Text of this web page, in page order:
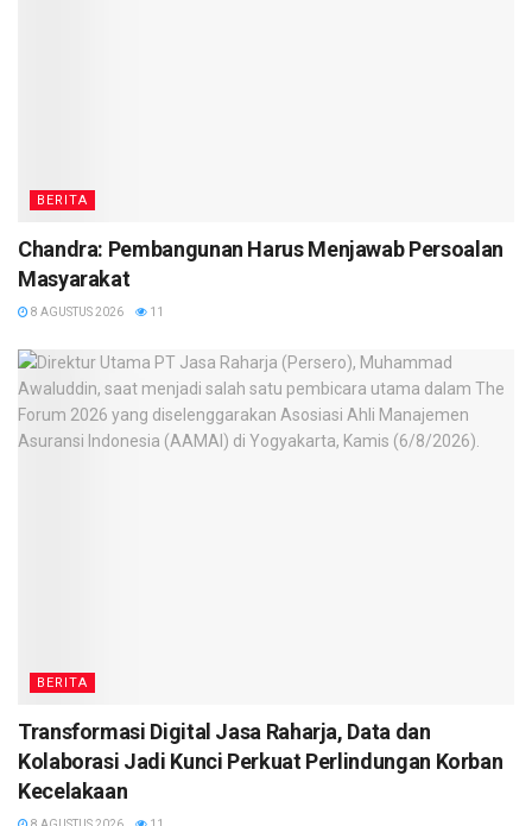
BERITA
Chandra: Pembangunan Harus Menjawab Persoalan
Masyarakat
8 AGUSTUS 2026 11
BERITA
Transformasi Digital Jasa Raharja, Data dan
Kolaborasi Jadi Kunci Perkuat Perlindungan Korban
Kecelakaan